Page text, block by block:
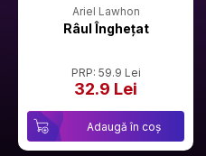
Ariel Lawhon
Râul Înghețat
PRP: 59.9 Lei
32.9 Lei
Adaugă în coș